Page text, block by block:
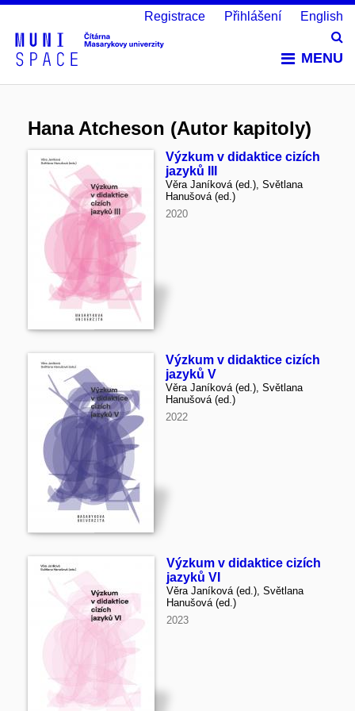
MENU
Registrace Přihlášení English
Hana Atcheson (Autor kapitoly)
Výzkum v didaktice cizích
jazyků III
Věra Janíková (ed.), Světlana
Hanušová (ed.)
2020
Výzkum v didaktice cizích
jazyků V
Věra Janíková (ed.), Světlana
Hanušová (ed.)
2022
Výzkum v didaktice cizích
jazyků VI
Věra Janíková (ed.), Světlana
Hanušová (ed.)
2023